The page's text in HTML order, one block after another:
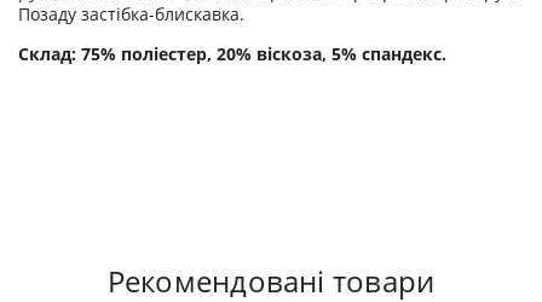
Позаду застібка-блискавка.
Склад: 75% поліестер, 20% віскоза, 5% спандекс.
Рекомендовані товари